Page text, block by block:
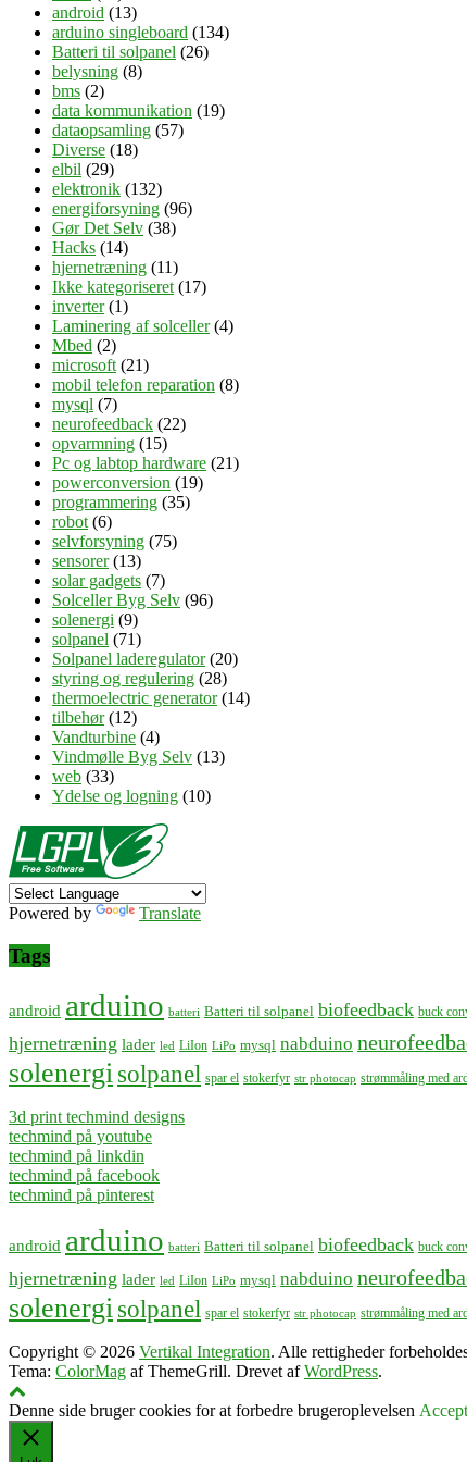
android (13)
arduino singleboard (134)
Batteri til solpanel (26)
belysning (8)
bms (2)
data kommunikation (19)
dataopsamling (57)
Diverse (18)
elbil (29)
elektronik (132)
energiforsyning (96)
Gør Det Selv (38)
Hacks (14)
hjernetræning (11)
Ikke kategoriseret (17)
inverter(1)
Laminering af solceller(4)
Mbed (2)
microsoft (21)
mobil telefon reparation (8)
mysql (7)
neurofeedback (22)
opvarmning (15)
Pc og labtop hardware (21)
powerconversion (19)
programmering (35)
robot (6)
selvforsyning (75)
sensorer(13)
solar gadgets (7)
Solceller Byg Selv (96)
solenergi (9)
solpanel (71)
Solpanel laderegulator(20)
styring og regulering (28)
thermoelectric generator(14)
tilbehør(12)
Vandturbine (4)
Vindmølle Byg Selv (13)
web (33)
Ydelse og logning (10)
Powered by Translate
Tags
android arduino batteri Batteri til solpanel biofeedback buck
hjernetræning lader led LiIon LiPo mysql nabduino
solenergisolpanel spar el stokerfyr str photocap strømmåling med
3d print techmind designs
techmind på youtube
techmind på linkdin
techmind på facebook
techmind på pinterest
android arduino batteri Batteri til solpanel biofeedback buck
hjernetræning lader led LiIon LiPo mysql nabduino
solenergisolpanel spar el stokerfyr str photocap strømmåling med
Copyright © 2026 Vertikal Integration. Alle rettigheder
Tema: ColorMag af ThemeGrill. Drevet afWordPress.
Denne side bruger cookies for at forbedre brugeroplevelsen Accept